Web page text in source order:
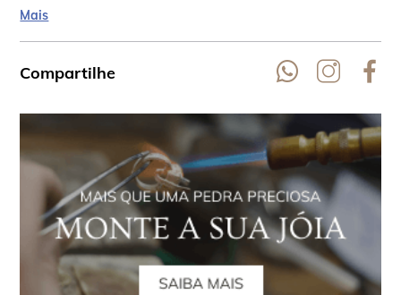
nome é por causa de sua similaridade com a água do mar, que
vem do latim aquamarine. Ela está presente em todos os
continentes.
Mais
Compartilhe